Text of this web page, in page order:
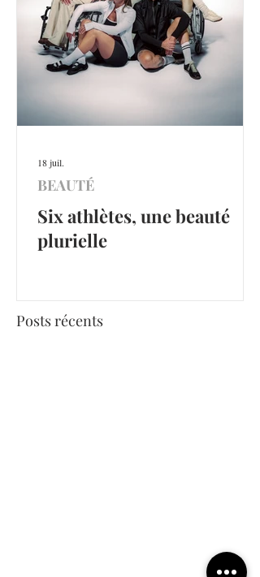
Six athlètes, une beauté
plurielle
BEAUTÉ
18 juil.
Posts récents